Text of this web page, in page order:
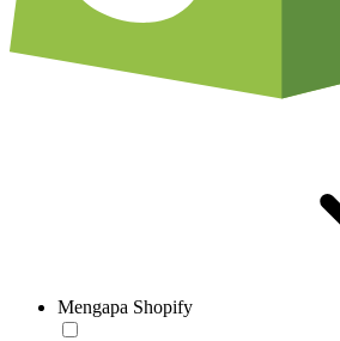
Mengapa Shopify